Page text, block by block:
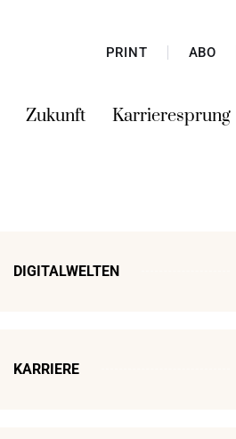
PRINT ABO
Zukunft Karrieresprung
DIGITALWELTEN
KARRIERE